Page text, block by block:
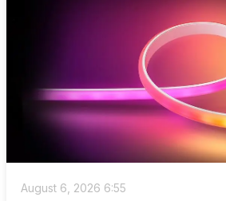
August 6, 2026 6:55